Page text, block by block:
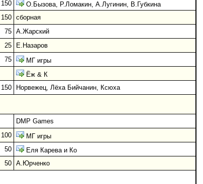
150 О.Бызова, Р.Ломакин, А.Лугинин, В.Губкина
150 сборная
75 А.Жарский
25 Е.Назаров
75 МГ игры
Ёж & К
150 Норвежец, Лёха Бийчанин, Ксюха
DMP Games
100 МГ игры
50 Еля Карева и Ко
50 А.Юрченко